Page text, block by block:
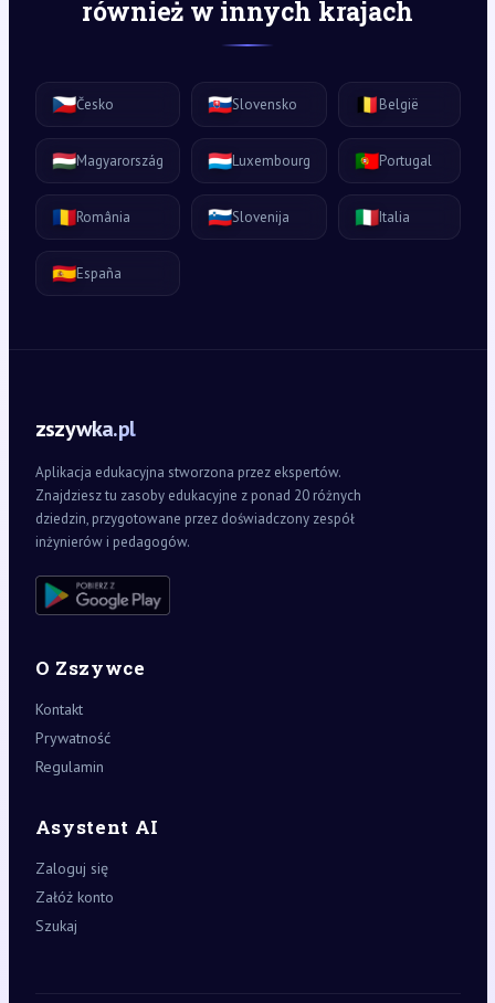
również w innych krajach
🇨🇿Česko 🇸🇰Slovensko 🇧🇪België
🇭🇺Magyarország 🇱🇺Luxembourg 🇵🇹Portugal
🇷🇴România 🇸🇮Slovenija 🇮🇹Italia
🇪🇸España
zszywka.pl
Aplikacja edukacyjna stworzona przez ekspertów.
Znajdziesz tu zasoby edukacyjne z ponad 20 różnych
dziedzin, przygotowane przez doświadczony zespół
inżynierów i pedagogów.
O Zszywce
Kontakt
Prywatność
Regulamin
Asystent AI
Zaloguj się
Załóż konto
Szukaj